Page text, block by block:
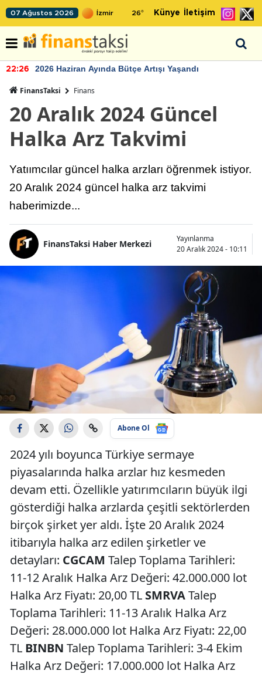
07 Ağustos 2026 26° Künye İletişim
22:26 2026 Haziran Ayında Bütçe Artışı Yaşandı
FinansTaksi Finans
20 Aralık 2024 Güncel
Halka Arz Takvimi
Yatıımcılar güncel halka arzları öğrenmek istiyor.
20 Aralık 2024 güncel halka arz takvimi
haberimizde...
FinansTaksi Haber Merkezi
Yayınlanma
20 Aralık 2024 - 10:11
Abone Ol
2024 yılı boyunca Türkiye sermaye
piyasalarında halka arzlar hız kesmeden
devam etti. Özellikle yatırımcıların büyük ilgi
gösterdiği halka arzlarda çeşitli sektörlerden
birçok şirket yer aldı. İşte 20 Aralık 2024
itibarıyla halka arz edilen şirketler ve
detayları: CGCAM Talep Toplama Tarihleri:
11-12 Aralık Halka Arz Değeri: 42.000.000 lot
Halka Arz Fiyatı: 20,00 TL SMRVATalep
Toplama Tarihleri: 11-13 Aralık Halka Arz
Değeri: 28.000.000 lot Halka Arz Fiyatı: 22,00
TL BINBN Talep Toplama Tarihleri: 3-4 Ekim
Halka Arz Değeri: 17.000.000 lot Halka Arz